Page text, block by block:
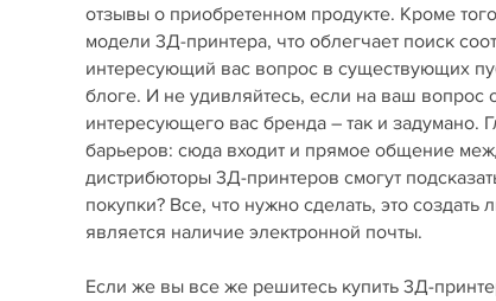
отзывы о приобретенном продукте. Кроме
модели 3Д-принтера, что облегчает поиск
интересующий вас вопрос в существующих
блоге. И не удивляйтесь, если на ваш вопрос
интересующего вас бренда – так и задумано.
барьеров: сюда входит и прямое общение
дистрибюторы 3Д-принтеров смогут
покупки? Все, что нужно сделать, это
является наличие электронной почты.
Если же вы все же решитесь купить 3Д-